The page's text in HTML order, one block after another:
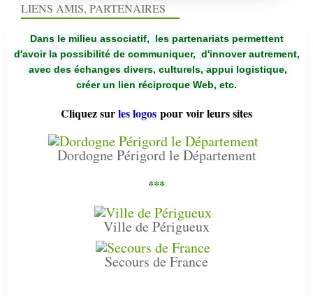
LIENS AMIS, PARTENAIRES
Dans le milieu associatif, les partenariats permettent
d'avoir la possibilité de communiquer, d'innover autrement,
avec des échanges divers, culturels, appui logistique,
créer un lien réciproque Web, etc.
Cliquez surles logos pour voir leurs sites
Dordogne Périgord le Département
***
Ville de Périgueux
Secours de France